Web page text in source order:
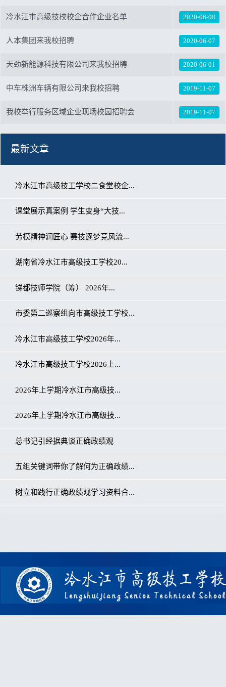
冷水江市高级技校校企合作企业名单 2020-06-08
人本集团来我校招聘 2020-06-07
天劲新能源科技有限公司来我校招聘 2020-06-01
中车株洲车辆有限公司来我校招聘 2019-11-07
我校举行服务区域企业现场校园招聘会 2019-11-07
最新文章
冷水江市高级技工学校二食堂校企...
课堂展示真案例 学生变身“大技...
劳模精神润匠心 赛技逐梦竞风流...
湖南省冷水江市高级技工学校20...
锑都技师学院（筹） 2026年...
市委第二巡察组向市高级技工学校...
冷水江市高级技工学校2026年...
冷水江市高级技工学校2026上...
2026年上学期冷水江市高级技...
2026年上学期冷水江市高级技...
总书记引经据典谈正确政绩观
五组关键词带你了解何为正确政绩...
树立和践行正确政绩观学习资料合...